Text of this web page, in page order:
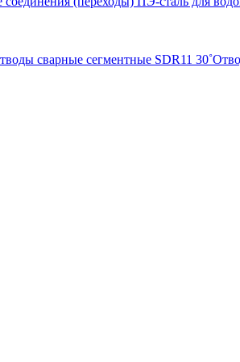
сварные сегментные SDR11 30˚